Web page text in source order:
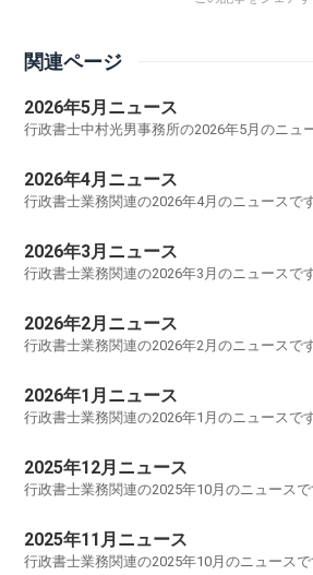
関連ページ
2026年5月ニュース
行政書士中村光男事務所の2026年5月のニュ
2026年4月ニュース
行政書士業務関連の2026年4月のニュースです
2026年3月ニュース
行政書士業務関連の2026年3月のニュースです
2026年2月ニュース
行政書士業務関連の2026年2月のニュースです
2026年1月ニュース
行政書士業務関連の2026年1月のニュースです
2025年12月ニュース
行政書士業務関連の2025年10月のニュースで
2025年11月ニュース
行政書士業務関連の2025年10月のニュースで